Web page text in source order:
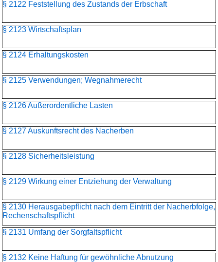
§ 2122 Feststellung des Zustands der Erbschaft
§ 2123 Wirtschaftsplan
§ 2124 Erhaltungskosten
§ 2125 Verwendungen; Wegnahmerecht
§ 2126 Außerordentliche Lasten
§ 2127 Auskunftsrecht des Nacherben
§ 2128 Sicherheitsleistung
§ 2129 Wirkung einer Entziehung der Verwaltung
§ 2130 Herausgabepflicht nach dem Eintritt der Nacherbfolge,
Rechenschaftspflicht
§ 2131 Umfang der Sorgfaltspflicht
§ 2132 Keine Haftung für gewöhnliche Abnutzung